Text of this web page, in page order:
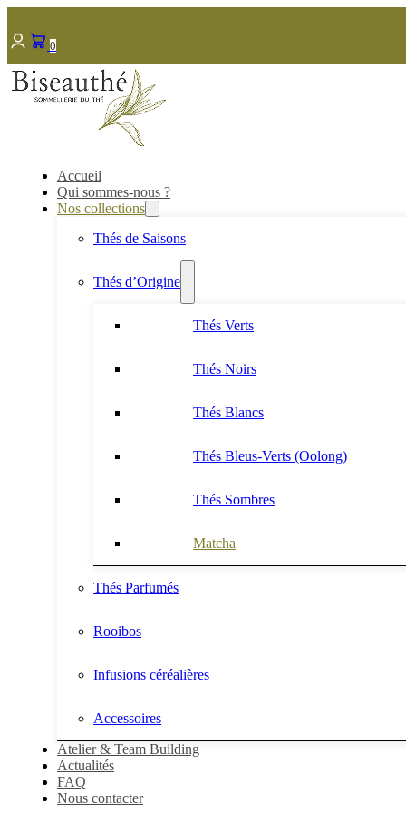
0
Accueil
Qui sommes-nous ?
Nos collections
Thés de Saisons
Thés d’Origine
Thés Verts
Thés Noirs
Thés Blancs
Thés Bleus-Verts (Oolong)
Thés Sombres
Matcha
Thés Parfumés
Rooibos
Infusions céréalières
Accessoires
Atelier & Team Building
Actualités
FAQ
Nous contacter